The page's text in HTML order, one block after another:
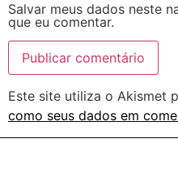
Salvar meus dados neste
que eu comentar.
Este site utiliza o Akismet
como seus dados em